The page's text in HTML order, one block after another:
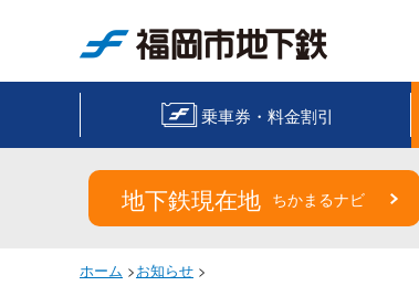
乗車券・料金割引
地下鉄現在地 ちかまるナビ
ホーム >お知らせ >